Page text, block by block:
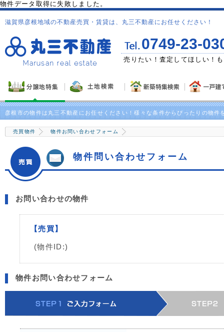
物件データ取得に失敗しました。
滋賀県彦根地域の不動産売買・賃貸は、丸三不動産にお任せください！
0749-23-
ント！ 売りたい！査定してほしい！
彦根市の物件は丸三不動産にお任せください！様々な条件からぴったりの物件
売買物件 物件お問い合わせフォーム
物件問い合わせフォーム
お問い合わせの物件
【売買】
(物件ID:)
物件お問い合わせフォーム